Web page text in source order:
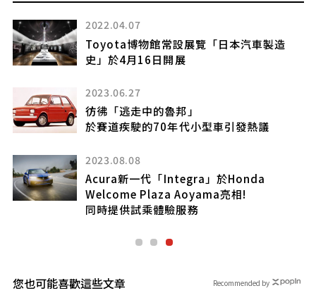
2022.04.07
Toyota博物館常設展覽「日本汽車製造
史」於4月16日開展
2023.06.27
彷彿「逃走中的魯邦」
於賽道疾駛的70年代小型車引發熱議
2023.08.08
Acura新一代「Integra」於Honda
Welcome Plaza Aoyama亮相!
同時提供試乘體驗服務
您也可能喜歡這些文章 Recommended by